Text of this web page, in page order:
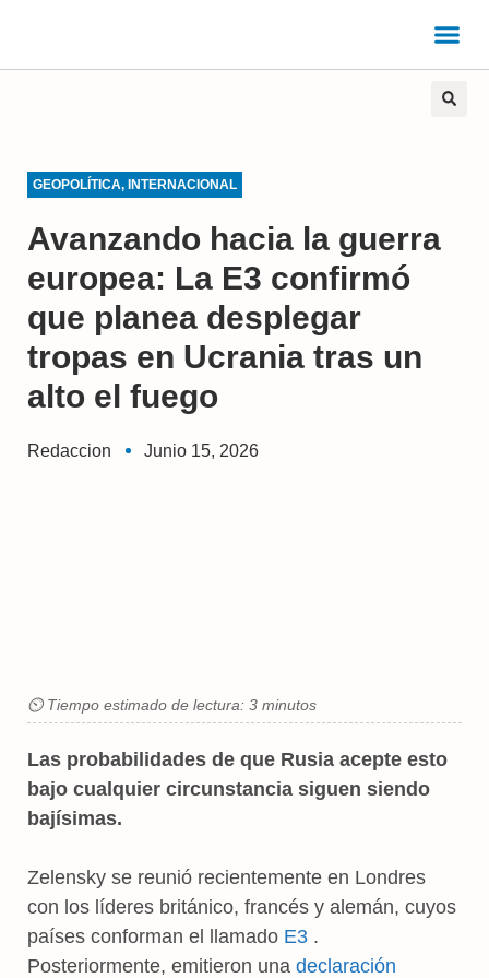
GEOPOLÍTICA, INTERNACIONAL
Avanzando hacia la guerra
europea: La E3 confirmó
que planea desplegar
tropas en Ucrania tras un
alto el fuego
Redaccion Junio 15, 2026
⏲ Tiempo estimado de lectura: 3 minutos
Las probabilidades de que Rusia acepte esto
bajo cualquier circunstancia siguen siendo
bajísimas.
Zelensky se reunió recientemente en Londres
con los líderes británico, francés y alemán, cuyos
países conforman el llamado E3 .
Posteriormente, emitieron una declaración